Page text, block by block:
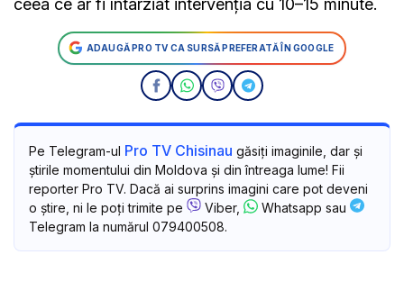
ceea ce ar fi întârziat intervenția cu 10–15 minute.
ADAUGĂ PRO TV CA SURSĂ PREFERATĂ ÎN GOOGLE
Pe Telegram-ul Pro TV Chisinau găsiți imaginile, dar și
știrile momentului din Moldova și din întreaga lume! Fii
reporter Pro TV. Dacă ai surprins imagini care pot deveni
o știre, ni le poți trimite pe
Viber,
Whatsapp sau
Telegram la numărul 079400508.